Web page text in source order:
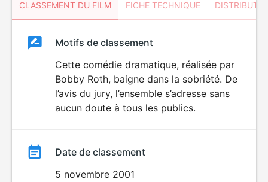
CLASSEMENT DU FILM FICHE TECHNIQUE
ClassementClassement
Motifs de classement
Cette comédie dramatique, réalisée par
Bobby Roth, baigne dans la sobriété. De
l’avis du jury, l’ensemble s’adresse sans
aucun doute à tous les publics.
Date de classement
5 novembre 2001